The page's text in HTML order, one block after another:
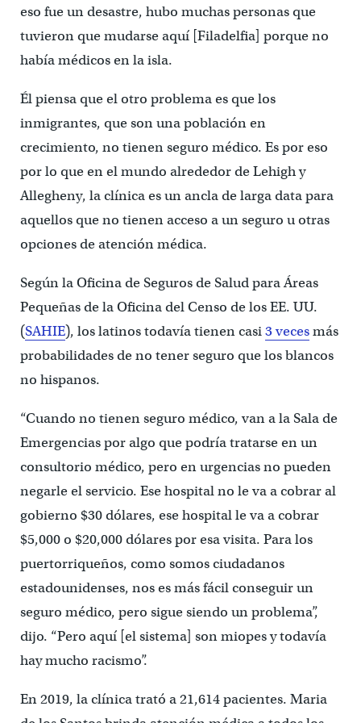
eso fue un desastre, hubo muchas personas que
tuvieron que mudarse aquí [Filadelfia] porque no
había médicos en la isla.
Él piensa que el otro problema es que los
inmigrantes, que son una población en
crecimiento, no tienen seguro médico. Es por eso
por lo que en el mundo alrededor de Lehigh y
Allegheny, la clínica es un ancla de larga data para
aquellos que no tienen acceso a un seguro u otras
opciones de atención médica.
Según la Oficina de Seguros de Salud para Áreas
Pequeñas de la Oficina del Censo de los EE. UU.
(SAHIE), los latinos todavía tienen casi3 vecesmás
probabilidades de no tener seguro que los blancos
no hispanos.
“Cuando no tienen seguro médico, van a la Sala de
Emergencias por algo que podría tratarse en un
consultorio médico, pero en urgencias no pueden
negarle el servicio. Ese hospital no le va a cobrar al
gobierno $30 dólares, ese hospital le va a cobrar
$5,000 o $20,000 dólares por esa visita. Para los
puertorriqueños, como somos ciudadanos
estadounidenses, nos es más fácil conseguir un
seguro médico, pero sigue siendo un problema”,
dijo. “Pero aquí [el sistema] son ​​miopes y todavía
hay mucho racismo”.
En 2019, la clínica trató a 21,614 pacientes. Maria